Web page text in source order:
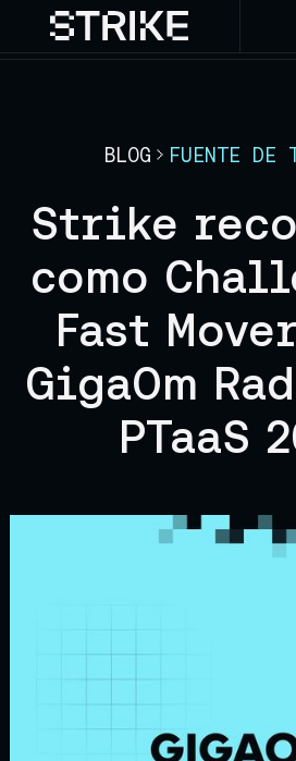
BLOG FUENTE DE
Strike
como
Fast
GigaOm
PTaaS